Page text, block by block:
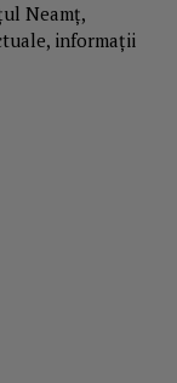
Neamț,
informații